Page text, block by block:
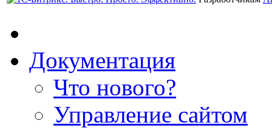
Документация
Что нового?
Управление сайтом